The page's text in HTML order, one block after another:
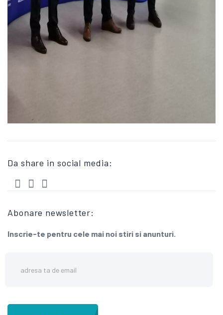
Da share in social media:
Abonare newsletter:
Inscrie-te pentru cele mai noi stiri si anunturi.